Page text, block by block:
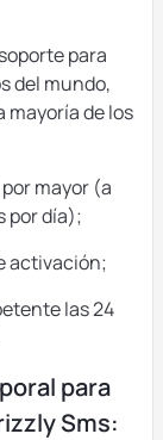
para
del mundo,
mayoría de los
mayor (a
por día);
activación;
las 24
para
Sms: